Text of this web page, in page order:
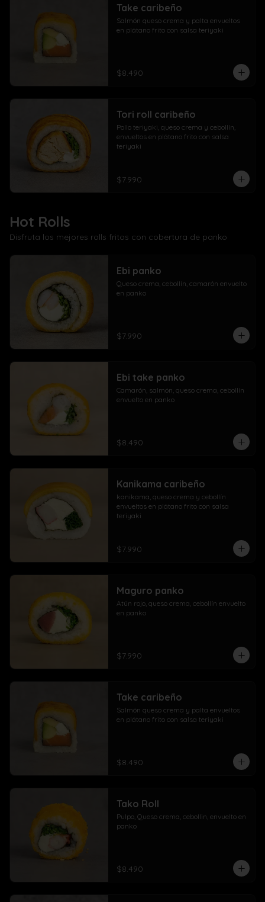
Take caribeño
Salmón queso crema y palta envueltos
en plátano frito con salsa teriyaki
$8.490
Tori roll caribeño
Pollo teriyaki, queso crema y cebollín,
envueltos en plátano frito con salsa
teriyaki
$7.990
Hot Rolls
Disfruta los mejores rolls fritos con cobertura de panko
Ebi panko
Queso crema, cebollín, camarón envuelto
en panko
$7.990
Ebi take panko
Camarón, salmón, queso crema, cebollín
envuelto en panko
$8.490
Kanikama caribeño
kanikama, queso crema y cebollín
envueltos en plátano frito con salsa
teriyaki
$7.990
Maguro panko
Atún rojo, queso crema, cebollín envuelto
en panko
$7.990
Take caribeño
Salmón queso crema y palta envueltos
en plátano frito con salsa teriyaki
$8.490
Tako Roll
Pulpo, Queso crema, cebollin, envuelto en
panko
$8.490